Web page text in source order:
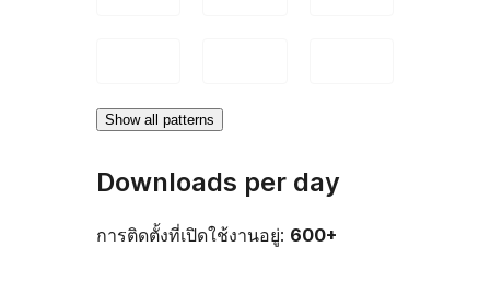
Show all patterns
Downloads per day
การติดตั้งที่เปิดใช้งานอยู่: 600+